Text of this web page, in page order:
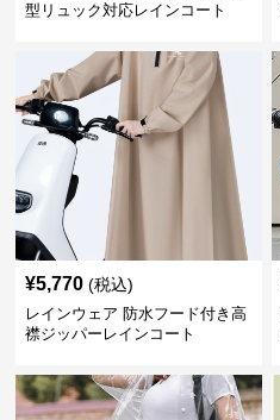
型リュック対応レインコート
¥5,770 (税込)
レインウェア 防水フード付き高
襟ジッパーレインコート